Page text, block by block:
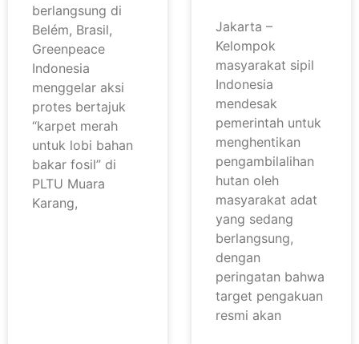
berlangsung di
Belém, Brasil,
Greenpeace
Indonesia
menggelar aksi
protes bertajuk
“karpet merah
untuk lobi bahan
bakar fosil” di
PLTU Muara
Karang,
Jakarta –
Kelompok
masyarakat sipil
Indonesia
mendesak
pemerintah untuk
menghentikan
pengambilalihan
hutan oleh
masyarakat adat
yang sedang
berlangsung,
dengan
peringatan bahwa
target pengakuan
resmi akan